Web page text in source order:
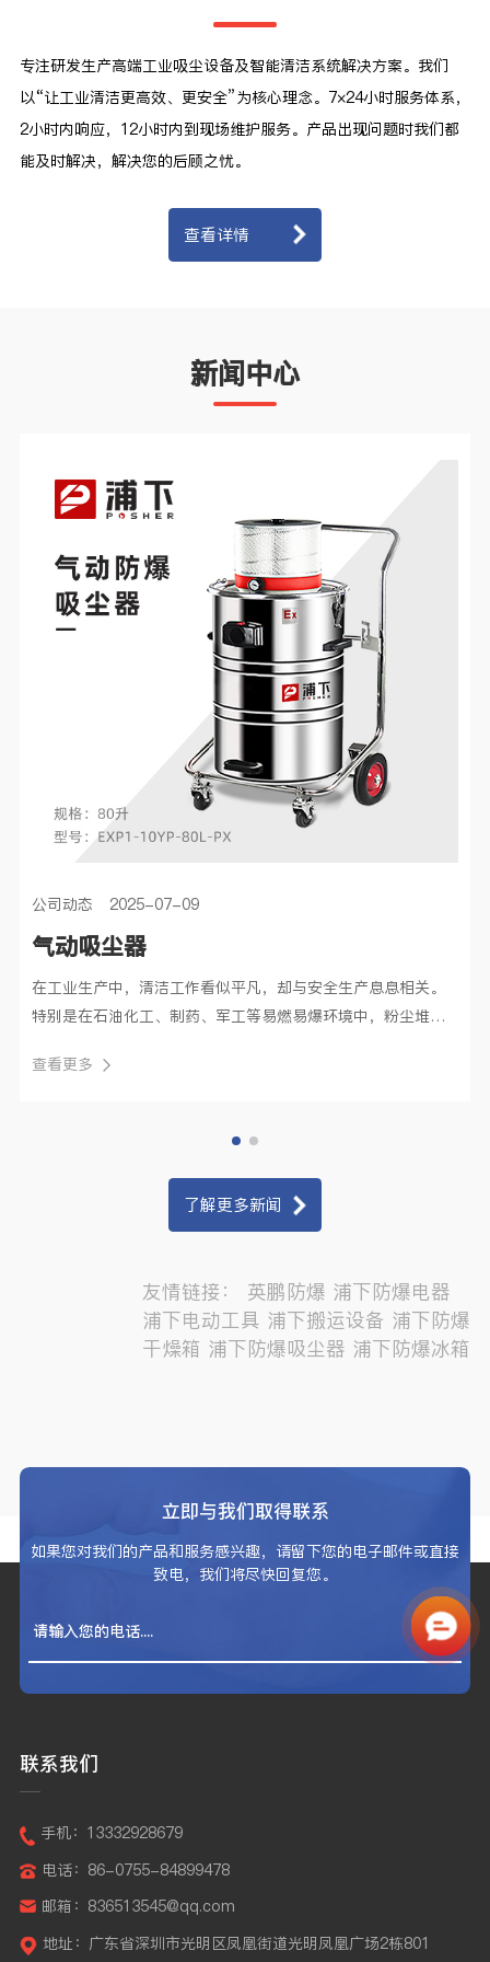
专注研发生产高端工业吸尘设备及智能清洁系统解决方案。我们
以“让工业清洁更高效、更安全”为核心理念。7×24小时服务体系，
2小时内响应，12小时内到现场维护服务。产品出现问题时我们都
能及时解决，解决您的后顾之忧。
查看详情
新闻中心
公司动态 2025-07-09
气动吸尘器
在工业生产中，清洁工作看似平凡，却与安全生产息息相关。
特别是在石油化工、制药、军工等易燃易爆环境中，粉尘堆积
查看更多
了解更多新闻
友情链接： 英鹏防爆 浦下防爆电器
浦下电动工具 浦下搬运设备 浦下防爆
干燥箱 浦下防爆吸尘器 浦下防爆冰箱
立即与我们取得联系
如果您对我们的产品和服务感兴趣，请留下您的电子邮件或直接
致电，我们将尽快回复您。
联系我们
手机：13332928679
电话：86-0755-84899478
邮箱：836513545@qq.com
地址：广东省深圳市光明区凤凰街道光明凤凰广场2栋801